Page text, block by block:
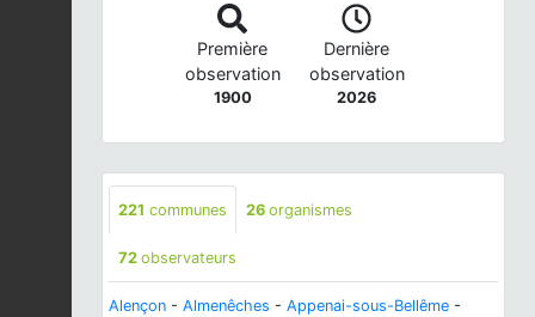
Première
observation
1900
Dernière
observation
2026
221 communes 26 organismes
72 observateurs
Alençon - Almenêches - Appenai-sous-Bellême -